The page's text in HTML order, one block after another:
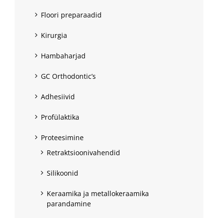
Floori preparaadid
Kirurgia
Hambaharjad
GC Orthodontic’s
Adhesiivid
Profülaktika
Proteesimine
Retraktsioonivahendid
Silikoonid
Keraamika ja metallokeraamika
parandamine